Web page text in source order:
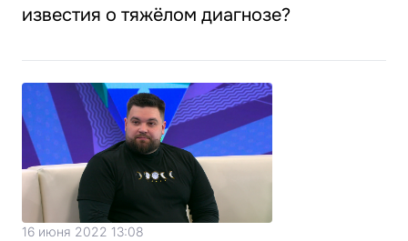
известия о тяжёлом диагнозе?
16 июня 2022 13:08